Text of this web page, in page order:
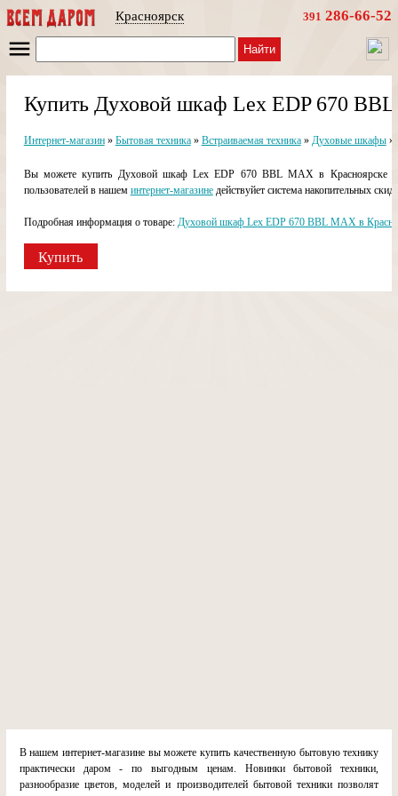
Красноярск 391 286-66-52
Найти
Купить Духовой шкаф Lex EDP 670
Интернет-магазин» Бытовая техника» Встраиваемая техника» Духовые шкафы»
Вы можете купить Духовой шкаф Lex EDP 670 BBL MAX в Красноярске в
пользователей в нашем интернет-магазинедействуйет система накопительных
Подробная информация о товаре: Духовой шкаф Lex EDP 670 BBL MAX в
Купить
В нашем интернет-магазине вы можете купить качественную бытовую технику
практически даром - по выгодным ценам. Новинки бытовой техники,
разнообразие цветов, моделей и производителей бытовой техники позволят